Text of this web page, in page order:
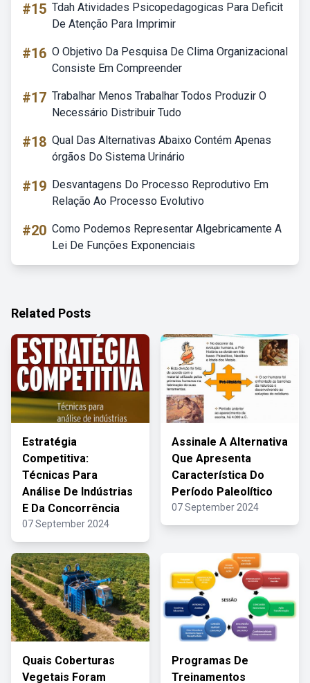
#15 Tdah Atividades Psicopedagogicas Para Deficit
De Atenção Para Imprimir
#16 O Objetivo Da Pesquisa De Clima Organizacional
Consiste Em Compreender
#17 Trabalhar Menos Trabalhar Todos Produzir O
Necessário Distribuir Tudo
#18 Qual Das Alternativas Abaixo Contém Apenas
órgãos Do Sistema Urinário
#19 Desvantagens Do Processo Reprodutivo Em
Relação Ao Processo Evolutivo
#20 Como Podemos Representar Algebricamente A
Lei De Funções Exponenciais
Related Posts
Estratégia
Competitiva:
Técnicas Para
Análise De Indústrias
E Da Concorrência
07 September 2024
Assinale A Alternativa
Que Apresenta
Característica Do
Período Paleolítico
07 September 2024
Quais Coberturas
Vegetais Foram
Programas De
Treinamentos